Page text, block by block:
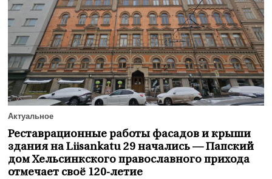
Актуальное
Реставрационные работы фасадов и крыши
здания на Liisankatu 29 начались — Папский
дом Хельсинкского православного прихода
отмечает своё 120-летие